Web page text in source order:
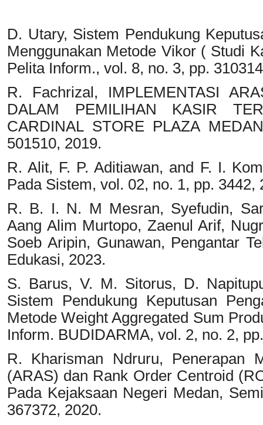
D. Utary, Sistem Pendukung
Menggunakan Metode Vikor ( Studi
Pelita Inform., vol. 8, no. 3, pp.
R. Fachrizal, IMPLEMENTASI
DALAM PEMILIHAN KASIR
CARDINAL STORE PLAZA
501510, 2019.
R. Alit, F. P. Aditiawan, and F. I.
Pada Sistem, vol. 02, no. 1, pp. 3442,
R. B. I. N. M Mesran, Syefudin,
Aang Alim Murtopo, Zaenul Arif,
Soeb Aripin, Gunawan, Pengantar
Edukasi, 2023.
S. Barus, V. M. Sitorus, D.
Sistem Pendukung Keputusan
Metode Weight Aggregated Sum
Inform. BUDIDARMA, vol. 2, no. 2,
R. Kharisman Ndruru, Penerapan
(ARAS) dan Rank Order Centroid
Pada Kejaksaan Negeri Medan,
367372, 2020.